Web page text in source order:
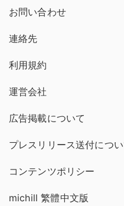
お問い合わせ
連絡先
利用規約
運営会社
広告掲載について
プレスリリース送付につ
コンテンツポリシー
michill 繁體中文版